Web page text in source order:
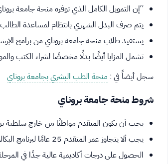
“إن التمويل الكامل الذي توفره منحة جامعة
يتم صرف البدل الشهري بانتظام لمساعدة الطالب
يستفيد طلاب منحة جامعة بروناي من برامج
تشمل المزايا أيضًا بدلًا مخصصًا لشراء الكتب
سجل أيضاً في : منحة الطب البشري بجامعة بروناي
شروط منحة جامعة بروناي
يجب أن يكون المتقدم مواطنًا من خارج سلطنة
يجب ألا يتجاوز عمر المتقدم 25 عامًا لبرنامج البكالوريوس، و 35 عامًا لبرامج الدراسات العليا.
الحصول على درجات أكاديمية عالية جدًا في